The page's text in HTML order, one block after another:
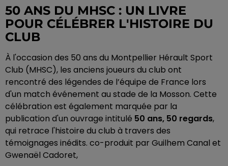
50 ANS DU MHSC : UN LIVRE
POUR CÉLÉBRER L'HISTOIRE DU
CLUB
À l'occasion des 50 ans du Montpellier Hérault Sport
Club (MHSC), les anciens joueurs du club ont
rencontré des légendes de l’équipe de France lors
d'un match événement au stade de la Mosson. Cette
célébration est également marquée par la
publication d'un ouvrage intitulé 50 ans, 50 regards,
qui retrace l'histoire du club à travers des
témoignages inédits. co-produit par Guilhem Canal et
Gwenaël Cadoret,